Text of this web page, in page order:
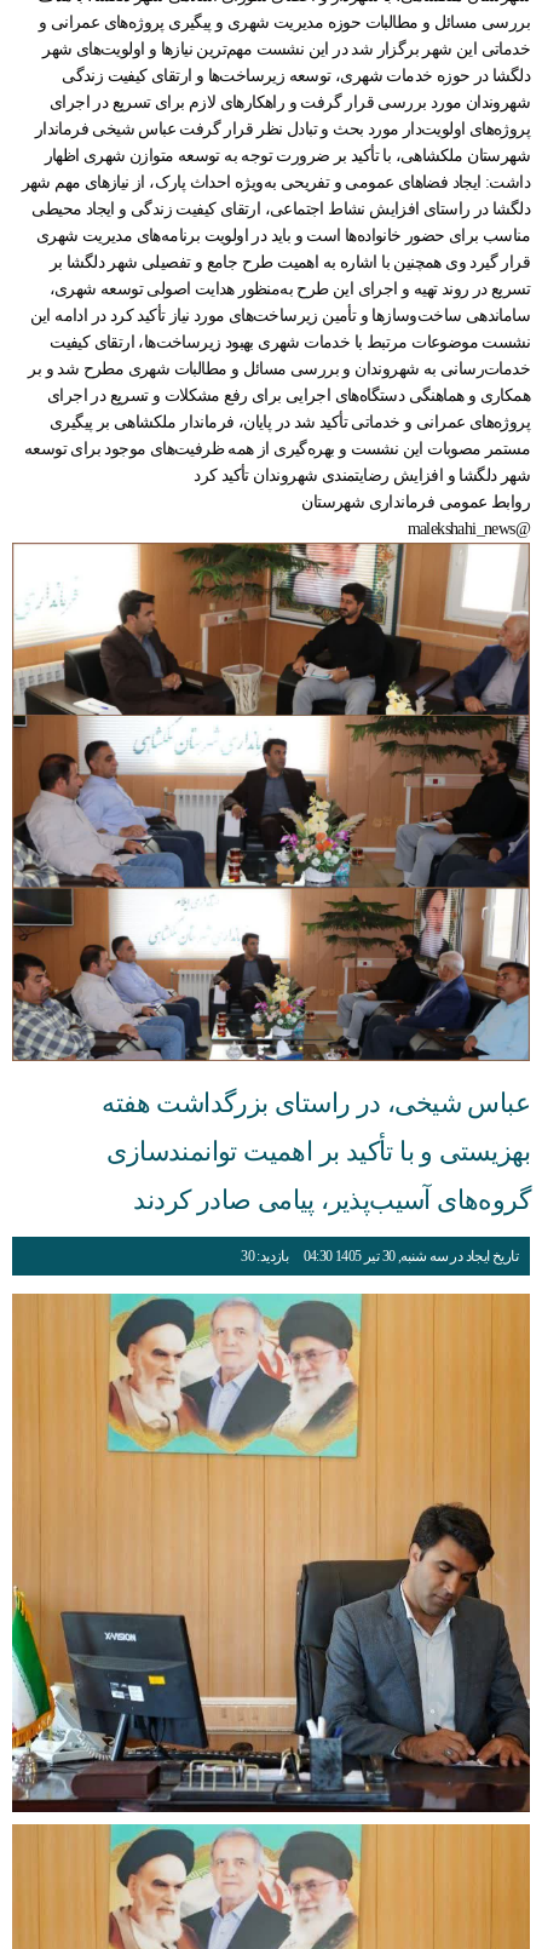
بررسی مسائل و مطالبات حوزه مدیریت شهری و پیگیری پروژه‌های عمرانی و
خدماتی این شهر برگزار شد در این نشست مهم‌ترین نیازها و اولویت‌های شهر
دلگشا در حوزه خدمات شهری، توسعه زیرساخت‌ها و ارتقای کیفیت زندگی
شهروندان مورد بررسی قرار گرفت و راهکارهای لازم برای تسریع در اجرای
پروژه‌های اولویت‌دار مورد بحث و تبادل نظر قرار گرفت عباس شیخی فرماندار
شهرستان ملکشاهی، با تأکید بر ضرورت توجه به توسعه متوازن شهری اظهار
داشت: ایجاد فضاهای عمومی و تفریحی به‌ویژه احداث پارک، از نیازهای مهم شهر
دلگشا در راستای افزایش نشاط اجتماعی، ارتقای کیفیت زندگی و ایجاد محیطی
مناسب برای حضور خانواده‌ها است و باید در اولویت برنامه‌های مدیریت شهری
قرار گیرد وی همچنین با اشاره به اهمیت طرح جامع و تفصیلی شهر دلگشا بر
تسریع در روند تهیه و اجرای این طرح به‌منظور هدایت اصولی توسعه شهری،
ساماندهی ساخت‌وسازها و تأمین زیرساخت‌های مورد نیاز تأکید کرد در ادامه این
نشست موضوعات مرتبط با خدمات شهری بهبود زیرساخت‌ها، ارتقای کیفیت
خدمات‌رسانی به شهروندان و بررسی مسائل و مطالبات شهری مطرح شد و بر
همکاری و هماهنگی دستگاه‌های اجرایی برای رفع مشکلات و تسریع در اجرای
پروژه‌های عمرانی و خدماتی تأکید شد در پایان، فرماندار ملکشاهی بر پیگیری
مستمر مصوبات این نشست و بهره‌گیری از همه ظرفیت‌های موجود برای توسعه
شهر دلگشا و افزایش رضایتمندی شهروندان تأکید کرد
روابط عمومی فرمانداری شهرستان
@malekshahi_news
عباس شیخی، در راستای بزرگداشت هفته
بهزیستی و با تأکید بر اهمیت توانمندسازی
گروه‌های آسیب‌پذیر، پیامی صادر کردند
تاریخ ایجاد در سه شنبه, 30 تیر 1405 04:30 بازدید: 30